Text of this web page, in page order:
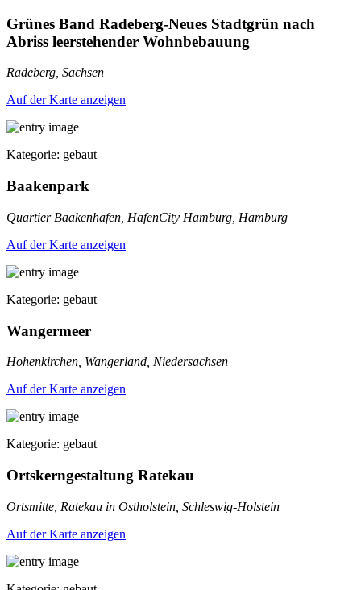
Grünes Band Radeberg-Neues Stadtgrün nach
Abriss leerstehender Wohnbebauung
Radeberg, Sachsen
Auf der Karte anzeigen
Kategorie: gebaut
Baakenpark
Quartier Baakenhafen, HafenCity Hamburg, Hamburg
Auf der Karte anzeigen
Kategorie: gebaut
Wangermeer
Hohenkirchen, Wangerland, Niedersachsen
Auf der Karte anzeigen
Kategorie: gebaut
Ortskerngestaltung Ratekau
Ortsmitte, Ratekau in Ostholstein, Schleswig-Holstein
Auf der Karte anzeigen